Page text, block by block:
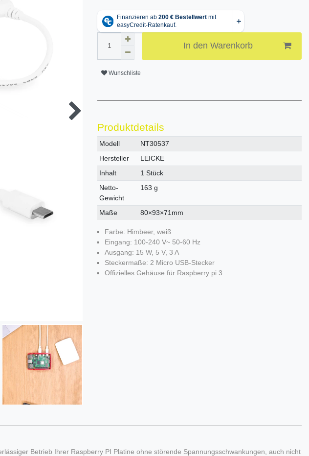
In den Warenkorb
Wunschliste
Produktdetails
Technisches
Merkmal
Wert
Modell
NT30537
Hersteller
LEICKE
Inhalt
1 Stück
Netto-
Gewicht
163 g
Maße 80×93×71mm
Farbe: Himbeer, weiß
Eingang: 100-240 V~ 50-60 Hz
Ausgang: 15 W, 5 V, 3 A
Steckermaße: 2 Micro USB-Stecker
Offizielles Gehäuse für Raspberry pi 3
Betrieb Ihrer Raspberry PI Platine ohne störende Spannungsschwankungen, auch nicht